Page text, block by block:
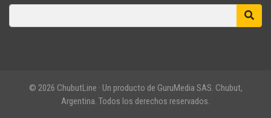
© 2026 ChubutLine · Un producto de GuruMedia SAS. Chubut,
Argentina. Todos los derechos reservados.